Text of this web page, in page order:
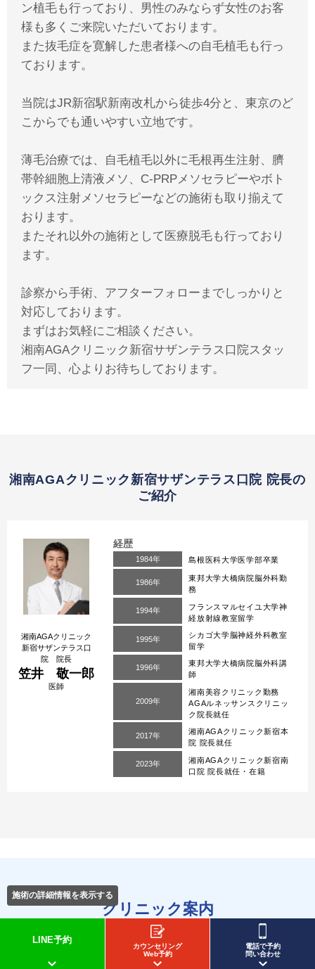
ン植毛も行っており、男性のみならず女性のお客
様も多くご来院いただいております。
また抜毛症を寛解した患者様への自毛植毛も行っ
ております。
当院はJR新宿駅新南改札から徒歩4分と、東京のど
こからでも通いやすい立地です。
薄毛治療では、自毛植毛以外に毛根再生注射、臍
帯幹細胞上清液メソ、C-PRPメソセラピーやボト
ックス注射メソセラピーなどの施術も取り揃えて
おります。
またそれ以外の施術として医療脱毛も行っており
ます。
診察から手術、アフターフォローまでしっかりと
対応しております。
まずはお気軽にご相談ください。
湘南AGAクリニック新宿サザンテラス口院スタッ
フ一同、心よりお待ちしております。
湘南AGAクリニック新宿サザンテラス口院 院長の
ご紹介
湘南AGAクリニック
新宿サザンテラス口
院 院長
笠井 敬一郎
医師
経歴
1984年 島根医科大学医学部卒業
1986年
東邦大学大橋病院脳外科勤
務
1994年
フランスマルセイユ大学神
経放射線教室留学
1995年
シカゴ大学脳神経外科教室
留学
1996年
東邦大学大橋病院脳外科講
師
2009年
湘南美容クリニック勤務
AGAルネッサンスクリニッ
ク院長就任
2017年
湘南AGAクリニック新宿本
院 院長就任
2023年
湘南AGAクリニック新宿南
口院 院長就任・在籍
クリニック案内
CLINIC
薄毛治療・AGA治療専門
施術の詳細情報を表示する
LINE予約
カウンセリング
Web予約
電話で予約
問い合わせ